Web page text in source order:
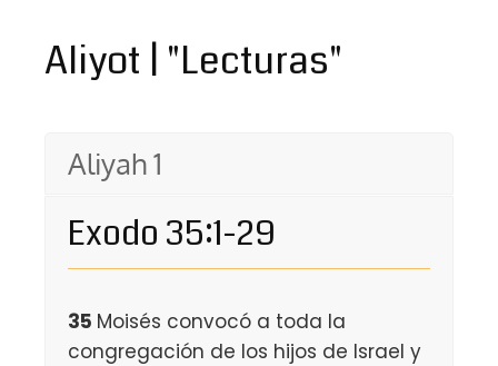
Aliyot | "Lecturas"
Aliyah 1
Exodo 35:1-29
35 Moisés convocó a toda la
congregación de los hijos de Israel y